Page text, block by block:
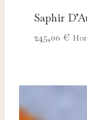
Saphir
245,00 €
Nécessaires
Ces cookies sont